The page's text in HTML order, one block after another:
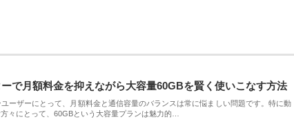
で月額料金を抑えながら大容量60GBを賢く使いこなす方法
ーザーにとって、月額料金と通信容量のバランスは常に悩ましい問題です。特に動
々にとって、60GBという大容量プランは魅力的…